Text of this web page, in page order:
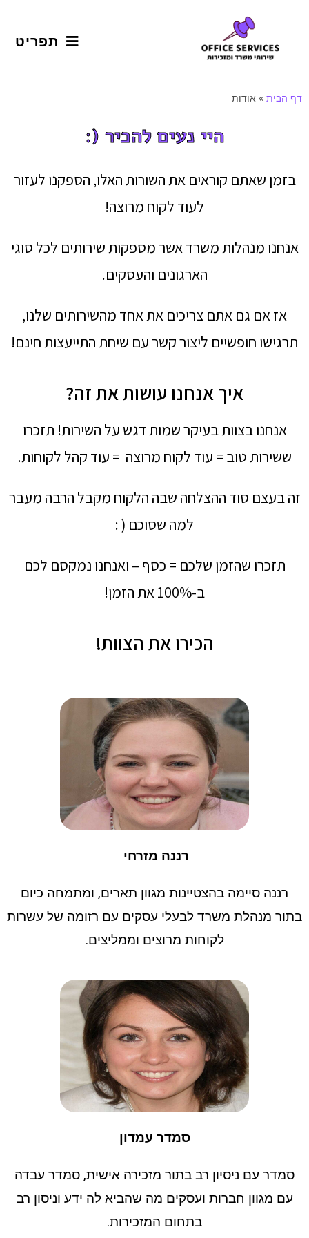
תפריט
דף הבית » אודות
היי נעים להכיר (:
בזמן שאתם קוראים את השורות האלו, הספקנו לעזור
לעוד לקוח מרוצה!
אנחנו מנהלות משרד אשר מספקות שירותים לכל סוגי
הארגונים והעסקים.
אז אם גם אתם צריכים את אחד מהשירותים שלנו,
תרגישו חופשיים ליצור קשר עם שיחת התייעצות חינם!
איך אנחנו עושות את זה?
אנחנו בצוות בעיקר שמות דגש על השירות! תזכרו
ששירות טוב = עוד לקוח מרוצה = עוד קהל לקוחות.
זה בעצם סוד ההצלחה שבה הלקוח מקבל הרבה מעבר
למה שסוכם ( :
תזכרו שהזמן שלכם = כסף – ואנחנו נמקסם לכם
ב-100% את הזמן!
הכירו את הצוות!
רננה מזרחי
רננה סיימה בהצטיינות מגוון תארים, ומתמחה כיום
בתור מנהלת משרד לבעלי עסקים עם רזומה של עשרות
לקוחות מרוצים וממליצים.
סמדר עמדון
סמדר עם ניסיון רב בתור מזכירה אישית, סמדר עבדה
עם מגוון חברות ועסקים מה שהביא לה ידע וניסון רב
בתחום המזכירות.